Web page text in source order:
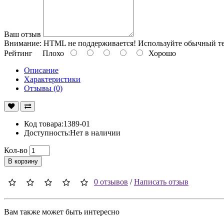
Ваш отзыв
Внимание: HTML не поддерживается! Используйте обычный
Рейтинг Плохо
Хорошо
Описание
Характеристики
Отзывы (0)
Код товара:1389-01
Доступность:Нет в наличии
Кол-во
В корзину
0 отзывов /Написать отзыв
Вам также может быть интересно